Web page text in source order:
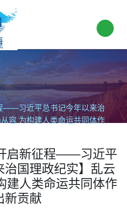
——习近平总书记今年以来治
容 为构建人类命运共同体作
启新征程——习近平
治国理政纪实】乱云
建人类命运共同体作
新贡献